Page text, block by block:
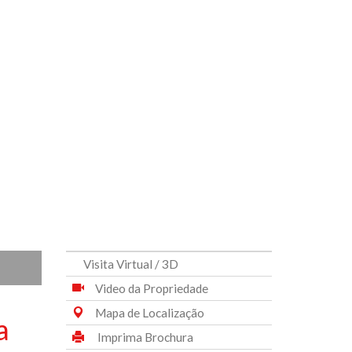
Visita Virtual / 3D
Video da Propriedade
Mapa de Localização
Imprima Brochura